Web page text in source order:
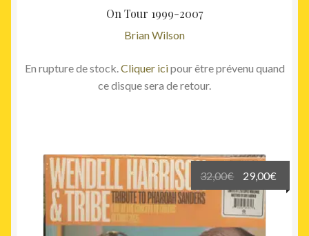
On Tour 1999-2007
Brian Wilson
En rupture de stock. Cliquer icipour être prévenu quand
ce disque sera de retour.
32,00€
Le
prix
initial
était :
29,00€
prix